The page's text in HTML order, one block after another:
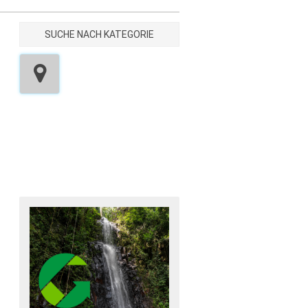
SUCHE NACH KATEGORIE